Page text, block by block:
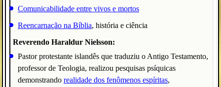
Comunicabilidade entre vivos e mortos
Reencarnação na Bíblia, história e ciência
Reverendo Haraldur Nielsson:
Pastor protestante islandês que traduziu o Antigo Testamento,
professor de Teologia, realizou pesquisas psíquicas
demonstrando realidade dos fenômenos espíritas,